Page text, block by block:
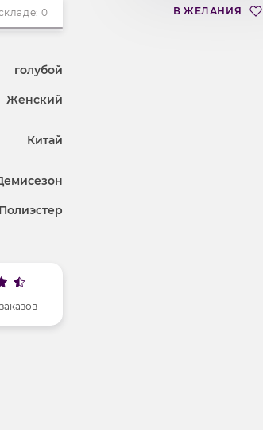
0
голубой
Женский
Китай
длинные
В ЖЕЛАНИЯ